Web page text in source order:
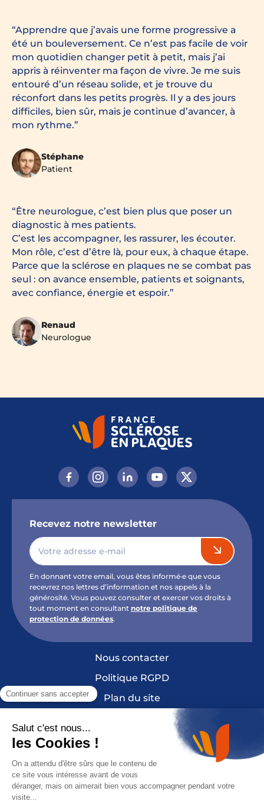
Apprendre que j’avais une forme progressive a
été un bouleversement. Ce n’est pas facile de voir
mon quotidien changer petit à petit, mais j’ai
appris à réinventer ma façon de vivre. Je me suis
entouré d’un réseau solide, et je trouve du
réconfort dans les petits progrès. Il y a des jours
difficiles, bien sûr, mais je continue d’avancer, à
mon rythme.
Stéphane
Patient
Être neurologue, c’est bien plus que poser un
diagnostic à mes patients.
C’est les accompagner, les rassurer, les écouter.
Mon rôle, c’est d’être là, pour eux, à chaque étape.
Parce que la sclérose en plaques ne se combat pas
seul : on avance ensemble, patients et soignants,
avec confiance, énergie et espoir.
Renaud
Neurologue
Recevez notre newsletter
En donnant votre email, vous êtes informé·e que vous
recevrez nos lettres d’information et nos appels à la
générosité. Vous pouvez consulter et exercer vos droits à
tout moment en consultant notre politique de
protection de données.
Nous contacter
Politique RGPD
Plan du site
Mentions légales et crédits